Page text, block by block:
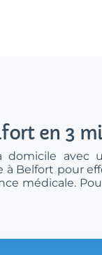
en 3
Belfort pour
médicale.